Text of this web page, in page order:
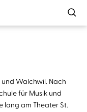
Walchwil. Nach
für Musik und
lang am Theater St.